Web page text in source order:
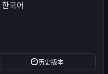
한국어
历史版本